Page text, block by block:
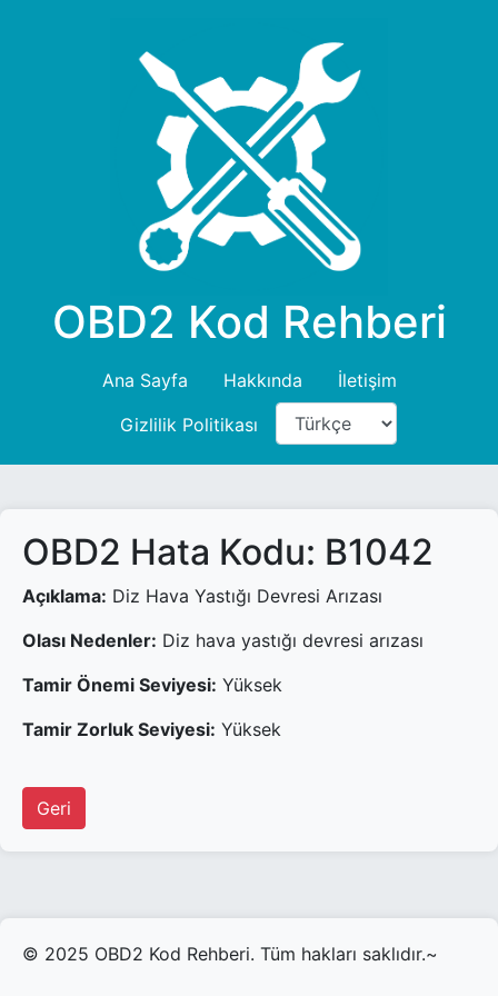
OBD2 Kod Rehberi
Ana Sayfa Hakkında
İletişim
Gizlilik Politikası
OBD2 Hata Kodu: B1042
Açıklama: Diz Hava Yastığı Devresi Arızası
Olası Nedenler: Diz hava yastığı devresi arızası
Tamir Önemi Seviyesi: Yüksek
Tamir Zorluk Seviyesi: Yüksek
Geri
© 2025 OBD2 Kod Rehberi. Tüm hakları saklıdır.~